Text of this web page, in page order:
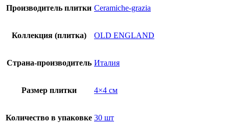
Производитель плитки Ceramiche-grazia
Коллекция (плитка) OLD ENGLAND
Страна-производитель Италия
Размер плитки 4×4 см
Количество в упаковке 30 шт